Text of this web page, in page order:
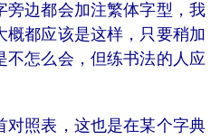
旁边都会加注繁体字型，我
概都应该是这样，只要稍加
不怎么会，但练书法的人应
对照表，这也是在某个字典